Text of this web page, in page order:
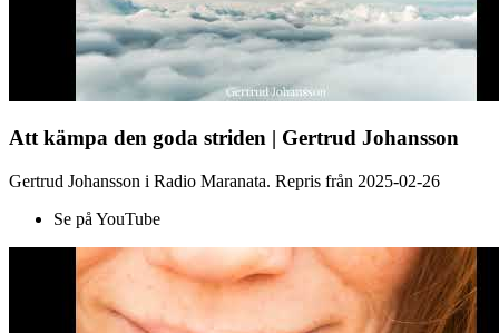
Att kämpa den goda striden | Gertrud Johansson
Gertrud Johansson i Radio Maranata. Repris från 2025-02-26
Se på YouTube